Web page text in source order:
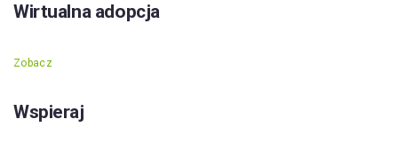
Wirtualna adopcja
Zobacz
Wspieraj